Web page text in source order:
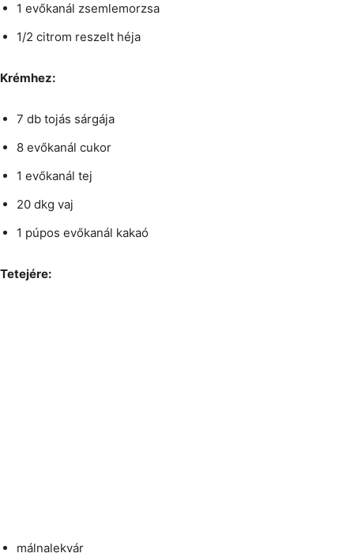
1 evőkanál zsemlemorzsa
1/2 citrom reszelt héja
Krémhez:
7 db tojás sárgája
8 evőkanál cukor
1 evőkanál tej
20 dkg vaj
1 púpos evőkanál kakaó
Tetejére:
málnalekvár